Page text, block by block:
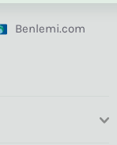
Benlemi.com